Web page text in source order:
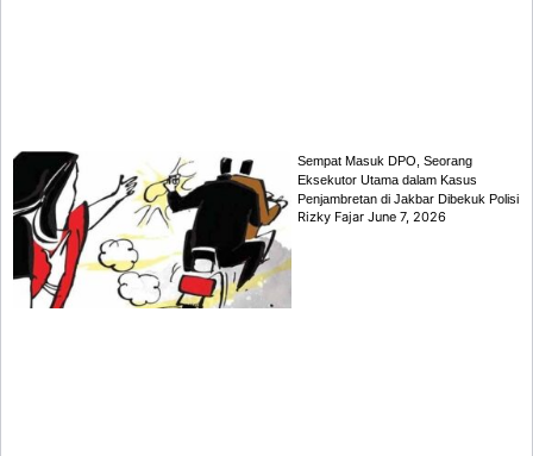
Sempat Masuk DPO, Seorang
Eksekutor Utama dalam Kasus
Penjambretan di Jakbar Dibekuk Polisi
Rizky FajarJune 7, 2026